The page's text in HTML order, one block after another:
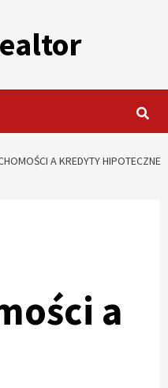
A KREDYTY HIPOTECZNE
a